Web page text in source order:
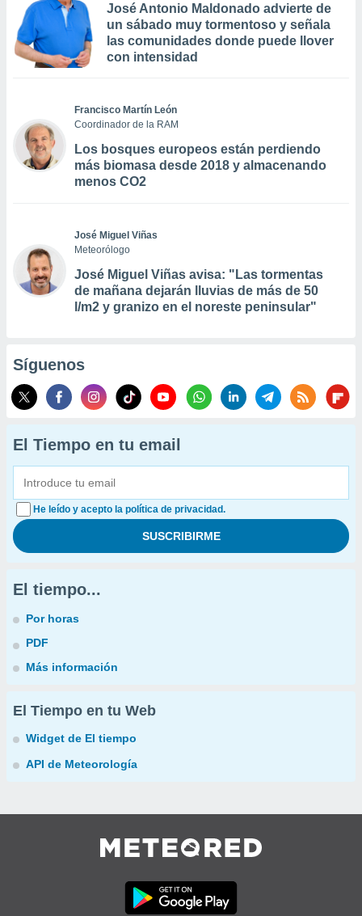
José Antonio Maldonado advierte de
un sábado muy tormentoso y señala
las comunidades donde puede llover
con intensidad
Francisco Martín León
Coordinador de la RAM
Los bosques europeos están perdiendo
más biomasa desde 2018 y almacenando
menos CO2
José Miguel Viñas
Meteorólogo
José Miguel Viñas avisa: "Las tormentas
de mañana dejarán lluvias de más de 50
l/m2 y granizo en el noreste peninsular"
Síguenos
El Tiempo en tu email
He leído y acepto la política de privacidad.
El tiempo...
Por horas
PDF
Más información
El Tiempo en tu Web
Widget de El tiempo
API de Meteorología